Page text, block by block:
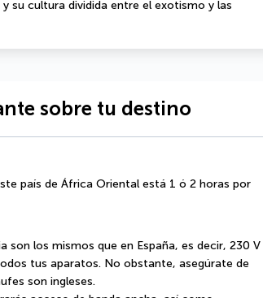
su cultura dividida entre el exotismo y las
sobre tu destino
país de África Oriental está 1 ó 2 horas por
son los mismos que en España, es decir, 230 V
tus aparatos. No obstante, asegúrate de
son ingleses.